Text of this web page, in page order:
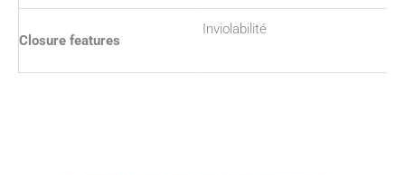
Closure features
Inviolabilité